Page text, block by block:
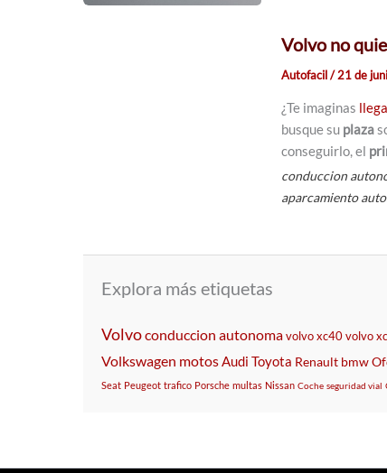
Volvo no
Autofacil/21 de
¿Te imaginas
busque su plaza
conseguirlo, el
conduccion
aparcamiento
Explora más etiquetas
Volvoconduccion autonomavolvo xc40 volvo
Volkswagen motosAudi Toyota Renault bmw
Seat Peugeot trafico Porsche multas Nissan Coche seguridad vial